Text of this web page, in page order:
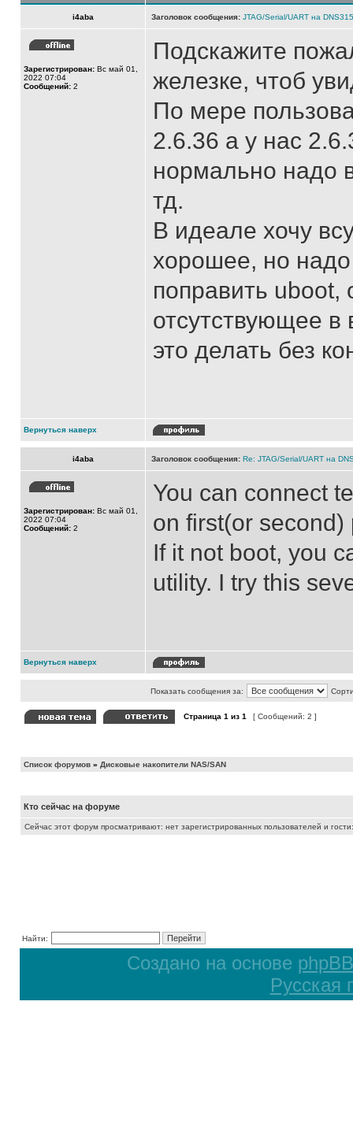
i4aba Заголовок сообщения: JTAG/Serial/UART на DNS315
Зарегистрирован: Вс май 01,
2022 07:04
Сообщений: 2
Подскажите
железке, чтоб
По мере
2.6.36 а у нас
нормально надо
тд.
В идеале хочу
хорошее, но
поправить uboot,
отсутствующее в
это делать без
Вернуться наверх
i4aba Заголовок сообщения: Re: JTAG/Serial/UART на
Зарегистрирован: Вс май 01,
2022 07:04
Сообщений: 2
You can connect
on first(or
If it not boot, you
utility. I try this
Вернуться наверх
Показать сообщения за:
Страница 1 из 1 [ Сообщений: 2 ]
Список форумов » Дисковые накопители NAS/SAN
Кто сейчас на форуме
Сейчас этот форум просматривают: нет зарегистрированных пользователей и
Найти:
Создано на основе phpBB
Русская